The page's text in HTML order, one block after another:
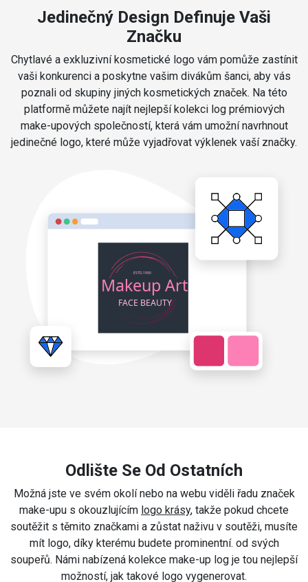
Jedinečný Design Definuje Vaši
Značku
Chytlavé a exkluzivní kosmetické logo vám pomůže zastínit
vaši konkurenci a poskytne vašim divákům šanci, aby vás
poznali od skupiny jiných kosmetických značek. Na této
platformě můžete najít nejlepší kolekci log prémiových
make-upových společností, která vám umožní navrhnout
jedinečné logo, které může vyjadřovat výklenek vaší značky.
Odlište Se Od Ostatních
Možná jste ve svém okolí nebo na webu viděli řadu značek
make-upu s okouzlujícím logo krásy, takže pokud chcete
soutěžit s těmito značkami a zůstat naživu v soutěži, musíte
mít logo, díky kterému budete prominentní. od svých
soupeřů. Námi nabízená kolekce make-up log je tou nejlepší
možností, jak takové logo vygenerovat.